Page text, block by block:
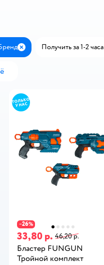
ЗакрытьПолучить за 1-2 часа
−26%
33,80 р. 46,20 р.
Бластер FUNGUN
Тройной комплект